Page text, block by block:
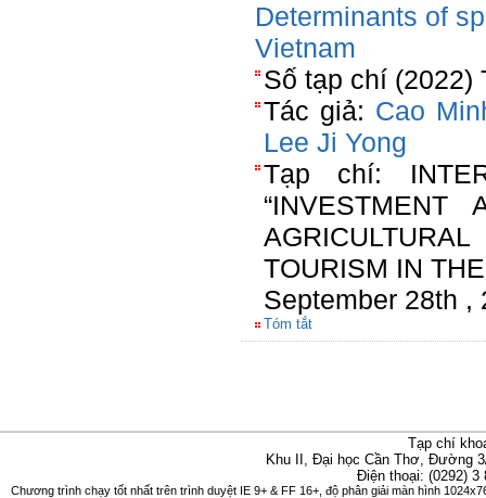
Determinants of
Vietnam
Số tạp chí (2022)
Tác giả: Cao
Lee Ji Yong
Tạp chí:
“INVESTMENT
TOURISM IN
September 28th ,
Tóm tắt
Tạp chí
Khu II, Đại học Cần Thơ, Đường
Điện thoại: (0292)
Chương trình chạy tốt nhất trên trình duyệt IE 9+ & FF 16+, độ phân giải màn hình